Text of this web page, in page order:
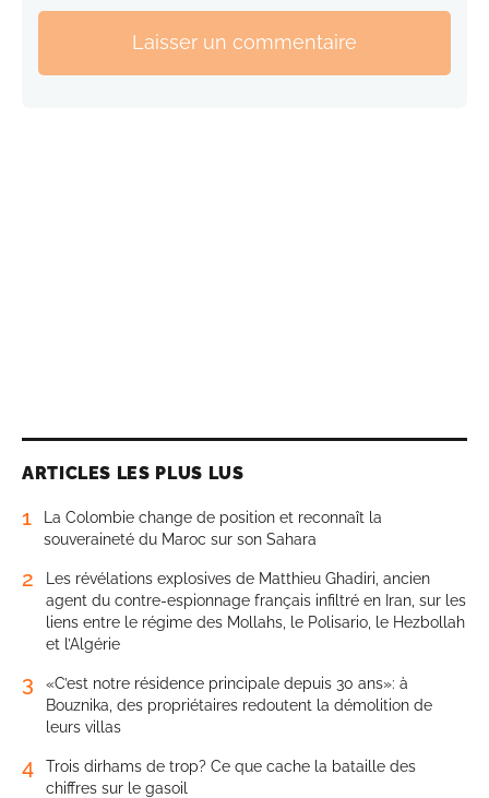
Laisser un commentaire
ARTICLES LES PLUS LUS
1
La Colombie change de position et reconnaît la
souveraineté du Maroc sur son Sahara
2
Les révélations explosives de Matthieu Ghadiri, ancien
agent du contre-espionnage français infiltré en Iran, sur les
liens entre le régime des Mollahs, le Polisario, le Hezbollah
et l’Algérie
3
«C’est notre résidence principale depuis 30 ans»: à
Bouznika, des propriétaires redoutent la démolition de
leurs villas
4
Trois dirhams de trop? Ce que cache la bataille des
chiffres sur le gasoil